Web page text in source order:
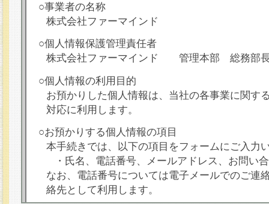
○事業者の名称
株式会社ファーマインド
○個人情報保護管理責任者
株式会社ファーマインド 管理本部 総務部
○個人情報の利用目的
お預かりした個人情報は、当社の各事業に関す
対応に利用します。
○お預かりする個人情報の項目
本手続きでは、以下の項目をフォームにご入力
・氏名、電話番号、メールアドレス、お問い
なお、電話番号については電子メールでのご連
絡先として利用します。